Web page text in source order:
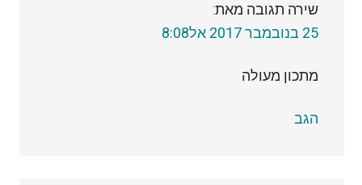
שירה תגובה מאת:
25 בנובמבר 2017 אל8:08
מתכון מעולה
הגב